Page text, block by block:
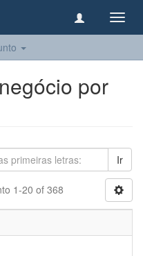
por
Ir
1-20 of 368